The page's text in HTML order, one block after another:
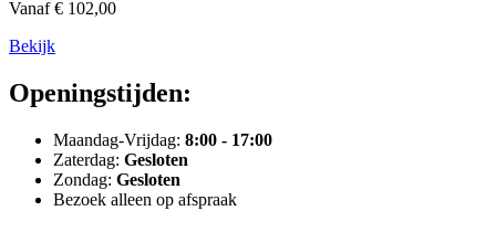
Vanaf € 102,00
Bekijk
Openingstijden:
Maandag-Vrijdag: 8:00 - 17:00
Zaterdag: Gesloten
Zondag: Gesloten
Bezoek alleen op afspraak